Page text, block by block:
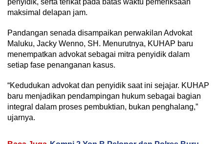
penyidik, serta terikat pada batas waktu pemeriksaan
maksimal delapan jam.
Pandangan senada disampaikan perwakilan Advokat
Maluku, Jacky Wenno, SH. Menurutnya, KUHAP baru
menempatkan advokat sebagai mitra penyidik dalam
setiap fase penanganan kasus.
“Kedudukan advokat dan penyidik saat ini sejajar. KUHAP
baru menjadikan pendampingan hukum sebagai bagian
integral dalam proses pembuktian, bukan penghalang,”
ujarnya.